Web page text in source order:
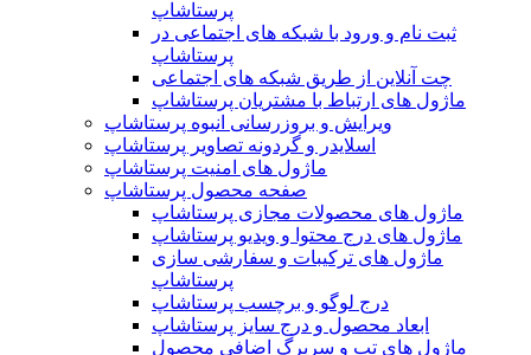
پرستاشاپ
ثبت نام و ورود با شبکه های اجتماعی در
پرستاشاپ
چت آنلاین از طریق شبکه های اجتماعی
ماژول های ارتباط با مشتریان پرستاشاپ
ویرایش و بروزرسانی انبوه پرستاشاپ
اسلایدر و گردونه تصاویر پرستاشاپ
ماژول های امنیت پرستاشاپ
صفحه محصول پرستاشاپ
ماژول های محصولات مجازی پرستاشاپ
ماژول های درج محتوا و ویدیو پرستاشاپ
ماژول های ترکیبات و سفارشی سازی
پرستاشاپ
درج لوگو و برچسب پرستاشاپ
ابعاد محصول و درج سایز پرستاشاپ
ماژول های تب و سربرگ اضافی محصول